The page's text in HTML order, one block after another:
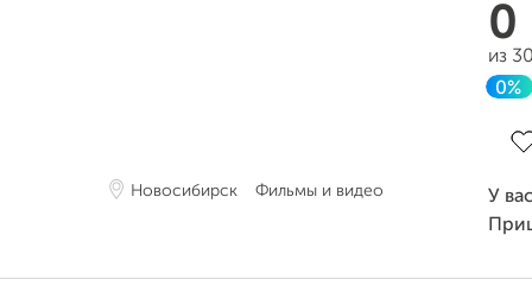
Новосибирск Фильмы и видео
0
из
0%
У